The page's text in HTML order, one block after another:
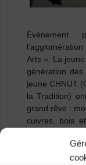
Arts ». La jeune
génération
jeune CHNUT
la Tradition)
grand rêve :
cuivres, bois
d’Auvergne
originaux,